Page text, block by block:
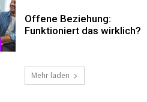
Offene Beziehung:
Funktioniert das wirklich?
Mehr laden